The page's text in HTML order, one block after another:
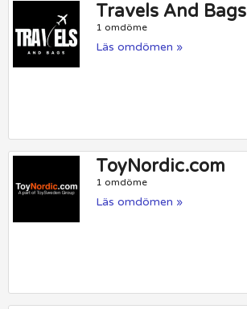
Travels And Bags
1 omdöme
Läs omdömen »
ToyNordic.com
1 omdöme
Läs omdömen »